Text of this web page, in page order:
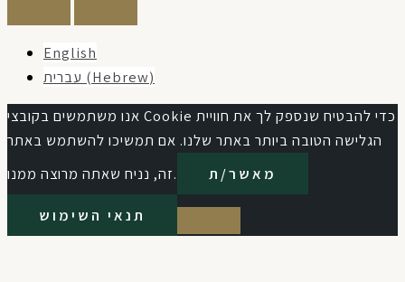
English
עברית (Hebrew)
אנו משתמשים בקובצי Cookie כדי להבטיח שנספק לך את חוויית
הגלישה הטובה ביותר באתר שלנו. אם תמשיכו להשתמש באתר
זה, נניח שאתה מרוצה ממנו.
מאשר/ת
תנאי השימוש